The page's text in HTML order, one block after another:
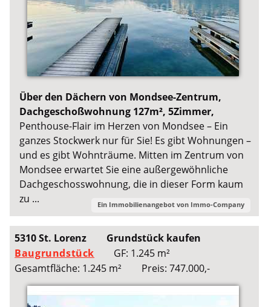
Über den Dächern von Mondsee-Zentrum,
Dachgeschoßwohnung 127m², 5Zimmer,
Penthouse-Flair im Herzen von Mondsee – Ein
ganzes Stockwerk nur für Sie! Es gibt Wohnungen –
und es gibt Wohnträume. Mitten im Zentrum von
Mondsee erwartet Sie eine außergewöhnliche
Dachgeschosswohnung, die in dieser Form kaum
zu ...
Ein Immobilienangebot von Immo-Company
5310 St. Lorenz
Grundstück kaufen
Baugrundstück
GF: 1.245 m²
Gesamtfläche: 1.245 m²
Preis: 747.000,-